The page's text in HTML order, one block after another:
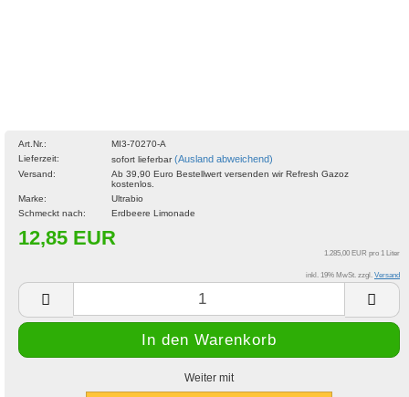
Art.Nr.:
MI3-70270-A
Lieferzeit:
sofort lieferbar(Ausland abweichend)
Versand:
Ab 39,90 Euro Bestellwert versenden wir Refresh Gazoz
kostenlos.
Marke:
Ultrabio
Schmeckt nach:
Erdbeere Limonade
12,85 EUR
1.285,00 EUR pro 1 Liter
inkl. 19% MwSt. zzgl. Versand
Weiter mit